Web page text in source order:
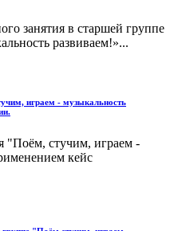
занятия в старшей группе
развиваем!»...
играем - музыкальность
"Поём, стучим, играем -
кейс